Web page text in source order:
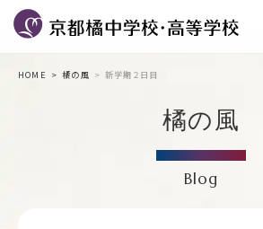
HOME 橘の風 新学期２日目
橘の風
Blog